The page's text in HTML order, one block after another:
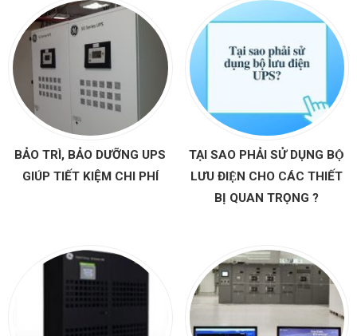
BẢO TRÌ, BẢO DƯỠNG UPS
GIÚP TIẾT KIỆM CHI PHÍ
TẠI SAO PHẢI SỬ DỤNG BỘ
LƯU ĐIỆN CHO CÁC THIẾT
BỊ QUAN TRỌNG ?